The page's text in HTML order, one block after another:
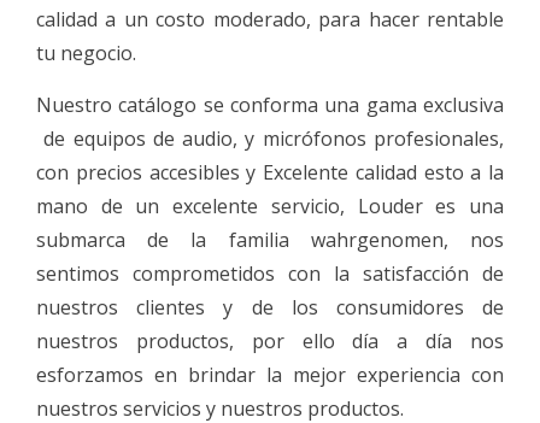
calidad a un costo moderado, para hacer rentable
tu negocio.
Nuestro catálogo se conforma una gama exclusiva
de equipos de audio, y micrófonos profesionales,
con precios accesibles y Excelente calidad esto a la
mano de un excelente servicio, Louder es una
submarca de la familia wahrgenomen, nos
sentimos comprometidos con la satisfacción de
nuestros clientes y de los consumidores de
nuestros productos, por ello día a día nos
esforzamos en brindar la mejor experiencia con
nuestros servicios y nuestros productos.